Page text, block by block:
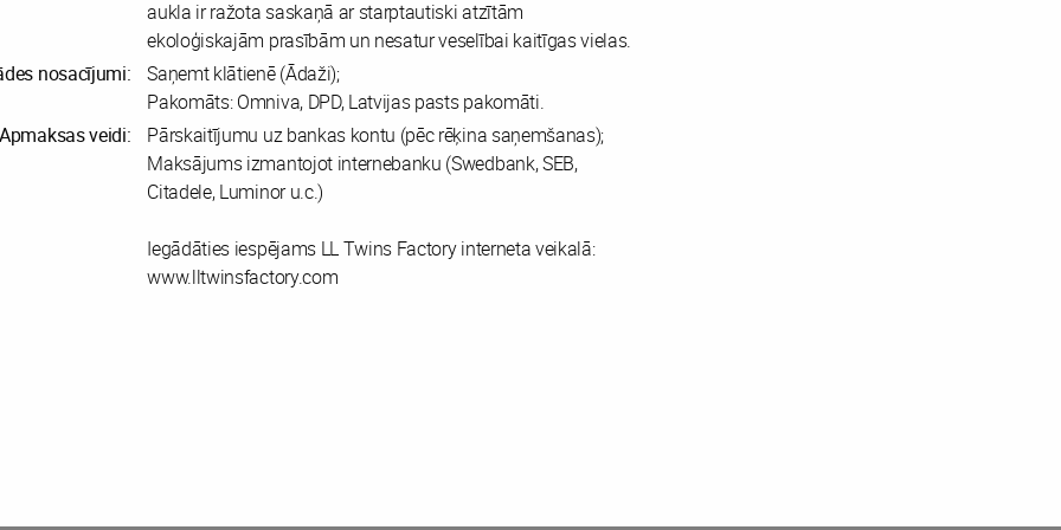
aukla ir ražota saskaņā ar starptautiski atzītām
ekoloģiskajām prasībām un nesatur veselībai kaitīgas vielas.
nosacījumi:
Saņemt klātienē (Ādaži);
Pakomāts: Omniva, DPD, Latvijas pasts pakomāti.
Apmaksas veidi:
Pārskaitījumu uz bankas kontu (pēc rēķina saņemšanas);
Maksājums izmantojot internebanku (Swedbank, SEB,
Citadele, Luminor u.c.)
Iegādāties iespējams LL Twins Factory interneta veikalā:
www.lltwinsfactory.com